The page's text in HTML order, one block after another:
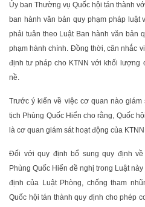
Ủy ban Thường vụ Quốc hội tán thành
ban hành văn bản quy phạm pháp luật
phải tuân theo Luật Ban hành văn bản
phạm hành chính. Đồng thời, cân nhắc
định tư pháp cho KTNN với khối lượng
nề.
Trước ý kiến về việc cơ quan nào giám
tịch Phùng Quốc Hiển cho rằng, Quốc
là cơ quan giám sát hoạt động của
Đối với quy định bổ sung quy định về
Phùng Quốc Hiển đề nghị trong Luật
định của Luật Phòng, chống tham
Quốc hội tán thành quy định cho phép